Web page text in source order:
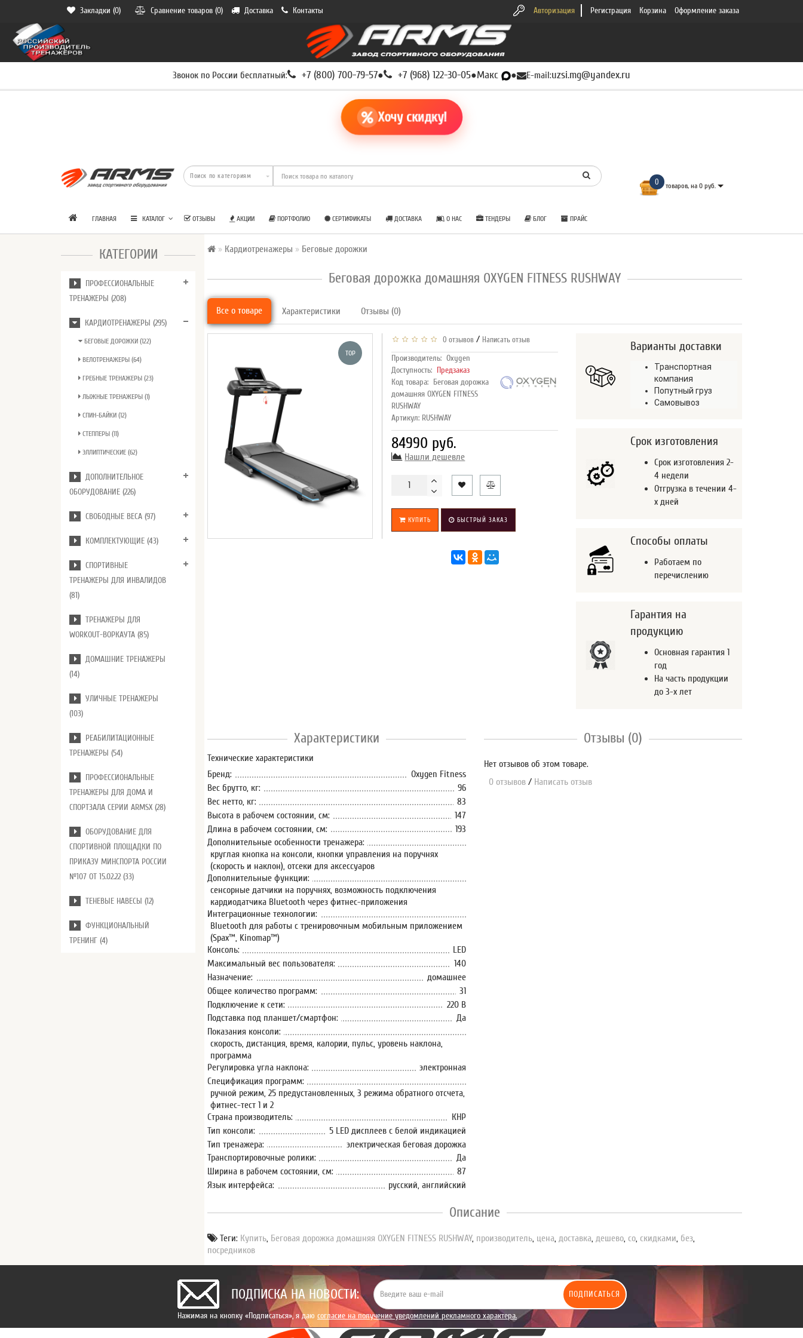
Закладки (0) Сравнение товаров (0) Доставка Контакты Авторизация Регистрация Корзина Оформление заказа
Звонок по России бесплатный: +7 (800) 700-79-57● +7 (968) 122-30-05●Макс ● E-mail:uzsi.mg@yandex.ru
Хочу скидку!
0 товаров, на 0 руб.
ГЛАВНАЯ КАТАЛОГ ОТЗЫВЫ АКЦИИ ПОРТФОЛИО СЕРТИФИКАТЫ ДОСТАВКА О НАС ТЕНДЕРЫ БЛОГ ПРАЙС
КАТЕГОРИИ
ПРОФЕССИОНАЛЬНЫЕ
ТРЕНАЖЕРЫ (208)
КАРДИОТРЕНАЖЕРЫ (295)
БЕГОВЫЕ ДОРОЖКИ (122)
ВЕЛОТРЕНАЖЕРЫ (64)
ГРЕБНЫЕ ТРЕНАЖЕРЫ (23)
ЛЫЖНЫЕ ТРЕНАЖЕРЫ (1)
СПИН-БАЙКИ (12)
СТЕППЕРЫ (11)
ЭЛЛИПТИЧЕСКИЕ (62)
ДОПОЛНИТЕЛЬНОЕ
ОБОРУДОВАНИЕ (226)
СВОБОДНЫЕ ВЕСА (97)
КОМПЛЕКТУЮЩИЕ (43)
СПОРТИВНЫЕ
ТРЕНАЖЕРЫ ДЛЯ ИНВАЛИДОВ
(81)
ТРЕНАЖЕРЫ ДЛЯ
WORKOUT-ВОРКАУТА (85)
ДОМАШНИЕ ТРЕНАЖЕРЫ
(14)
УЛИЧНЫЕ ТРЕНАЖЕРЫ
(103)
РЕАБИЛИТАЦИОННЫЕ
ТРЕНАЖЕРЫ (54)
ПРОФЕССИОНАЛЬНЫЕ
ТРЕНАЖЕРЫ ДЛЯ ДОМА И
СПОРТЗАЛА СЕРИИ ARMSX (28)
ОБОРУДОВАНИЕ ДЛЯ
СПОРТИВНОЙ ПЛОЩАДКИ ПО
ПРИКАЗУ МИНСПОРТА РОССИИ
№107 ОТ 15.02.22 (33)
ТЕНЕВЫЕ НАВЕСЫ (12)
ФУНКЦИОНАЛЬНЫЙ
ТРЕНИНГ (4)
Кардиотренажеры Беговые дорожки
Беговая дорожка домашняя OXYGEN FITNESS RUSHWAY
Все о товаре Характеристики Отзывы (0)
TOP
0 отзывов / Написать отзыв
Производитель: Oxygen
Доступность: Предзаказ
Код товара: Беговая дорожка
домашняя OXYGEN FITNESS
RUSHWAY
Артикул: RUSHWAY
84990 руб.
Нашли дешевле
КУПИТЬ БЫСТРЫЙ ЗАКАЗ
Варианты доставки
Транспортная
компания
Попутный груз
Самовывоз
Срок изготовления
Срок изготовления 2-
4 недели
Отгрузка в течении 4-
х дней
Способы оплаты
Работаем по
перечислению
Гарантия на
продукцию
Основная гарантия 1
год
На часть продукции
до 3-х лет
Характеристики
Технические характеристики
Бренд:
Oxygen Fitness
Вес брутто, кг:
96
Вес нетто, кг:
83
Высота в рабочем состоянии, см:
147
Длина в рабочем состоянии, см:
193
Дополнительные особенности тренажера:
круглая кнопка на консоли, кнопки управления на поручнях
(скорость и наклон), отсеки для аксессуаров
Дополнительные функции:
сенсорные датчики на поручнях, возможность подключения
кардиодатчика Bluetooth через фитнес-приложения
Интеграционные технологии:
Bluetooth для работы с тренировочным мобильным приложением
(Spax™, Kinomap™)
Консоль:
LED
Максимальный вес пользователя:
140
Назначение:
домашнее
Общее количество программ:
31
Подключение к сети:
220 В
Подставка под планшет/смартфон:
Да
Показания консоли:
скорость, дистанция, время, калории, пульс, уровень наклона,
программа
Регулировка угла наклона:
электронная
Спецификация программ:
ручной режим, 25 предустановленных, 3 режима обратного отсчета,
фитнес-тест 1 и 2
Страна производитель:
КНР
Тип консоли:
5 LED дисплеев с белой индикацией
Тип тренажера:
электрическая беговая дорожка
Транспортировочные ролики:
Да
Ширина в рабочем состоянии, см:
87
Язык интерфейса:
русский, английский
Отзывы (0)
Нет отзывов об этом товаре.
0 отзывов / Написать отзыв
Описание
Теги: Купить, Беговая дорожка домашняя OXYGEN FITNESS RUSHWAY, производитель, цена,доставка,дешево, со, скидками, без,
посредников
ПОДПИСКА НА НОВОСТИ: ПОДПИСАТЬСЯ
Нажимая на кнопку «Подписаться», я даю согласие на получение уведомлений рекламного характера.